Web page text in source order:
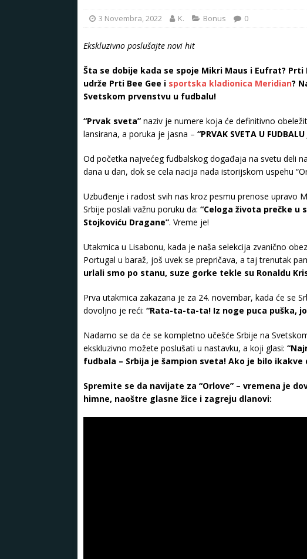
3 Novembra, 2022 K. Bonus 0
Ekskluzivno poslušajte novi hit
Šta se dobije kada se spoje Mikri Maus i Eufrat? Prti
udrže Prti Bee Gee i sportska kladionica Meridian?
Svetskom prvenstvu u fudbalu!
“Prvak sveta” naziv je numere koja će definitivno
lansirana, a poruka je jasna – “PRVAK SVETA U FUDBALU
Od početka najvećeg fudbalskog događaja na svetu deli
dana u dan, dok se cela nacija nada istorijskom uspehu
Uzbuđenje i radost svih nas kroz pesmu prenose upravo
Srbije poslali važnu poruku da: “Celoga života prečke u
Stojkoviću Dragane”. Vreme je!
Utakmica u Lisabonu, kada je naša selekcija zvanično
Portugal u baraž, još uvek se prepričava, a taj trenutak
urlali smo po stanu, suze gorke tekle su Ronaldu
Prva utakmica zakazana je za 24. novembar, kada će se
dovoljno je reći: “Rata-ta-ta-ta! Iz noge puca puška,
Nadamo se da će se kompletno učešće Srbije na
ekskluzivno možete poslušati u nastavku, a koji glasi:
fudbala – Srbija je šampion sveta! Ako je bilo ikakve
Spremite se da navijate za “Orlove” – vremena je
himne, naoštre glasne žice i zagreju dlanovi: